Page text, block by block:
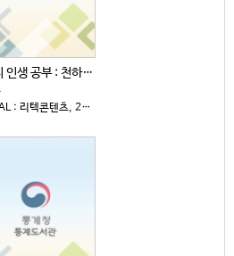
삼국지 인생 공부 : 천하를 움직인 심리 전략
PASCAL : 리텍콘텐츠, 2025